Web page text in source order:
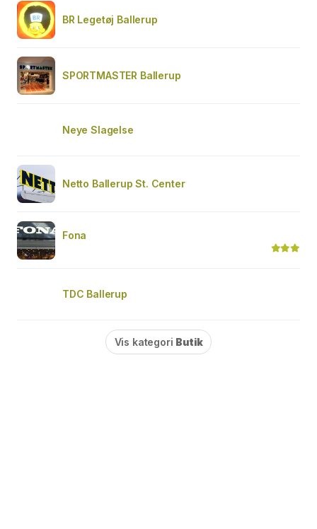
BR Legetøj Ballerup
SPORTMASTER Ballerup
Neye Slagelse
Netto Ballerup St. Center
Fona
TDC Ballerup
Vis kategori Butik